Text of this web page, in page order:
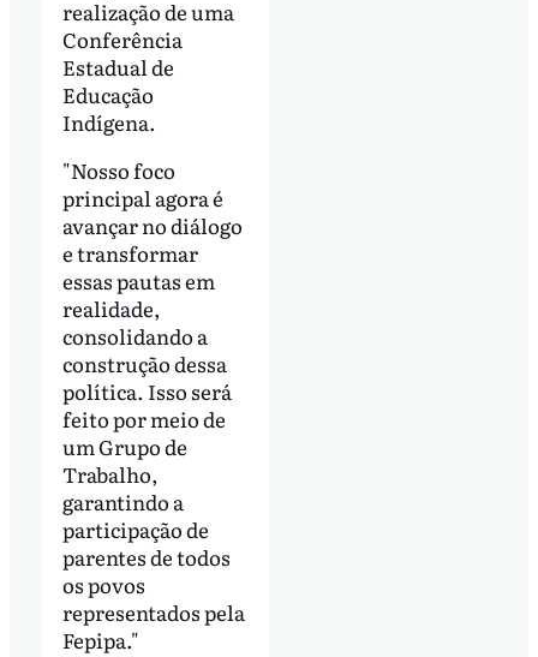
realização de uma
Conferência
Estadual de
Educação
Indígena.
"Nosso foco
principal agora é
avançar no diálogo
e transformar
essas pautas em
realidade,
consolidando a
construção dessa
política. Isso será
feito por meio de
um Grupo de
Trabalho,
garantindo a
participação de
parentes de todos
os povos
representados pela
Fepipa."